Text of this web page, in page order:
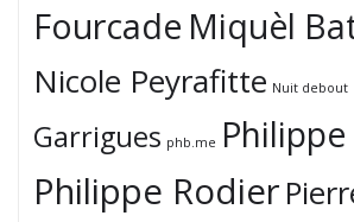
Fourcade Miquèl
Nicole Peyrafitte Nuit debout
Garrigues phb.me
Philippe Rodier